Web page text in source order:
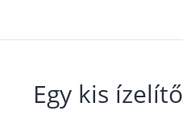
Egy kis